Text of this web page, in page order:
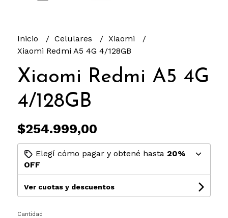
Inicio Celulares
Xiaomi
Xiaomi Redmi A5 4G 4/128GB
Xiaomi Redmi A5 4G
4/128GB
$254.999,00
Elegí cómo pagar y obtené hasta 20%
OFF
Ver cuotas y descuentos
Cantidad